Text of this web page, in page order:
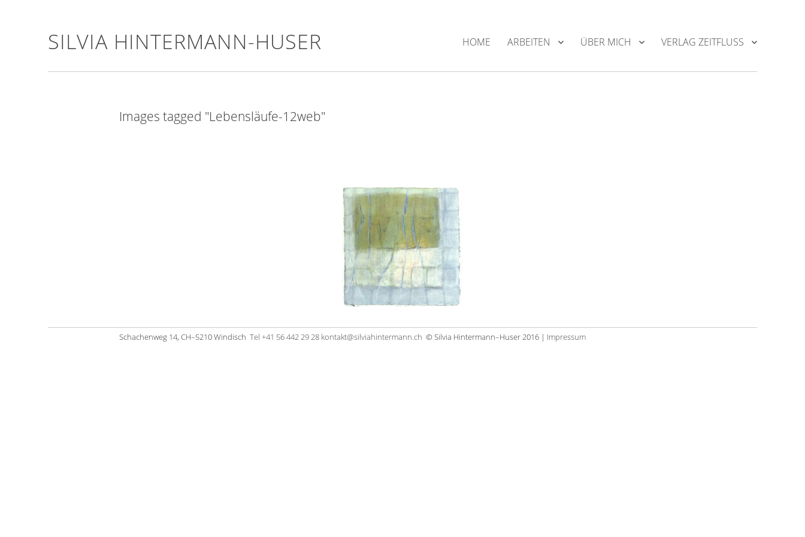
SILVIA HINTERMANN-HUSER HOME ARBEITEN ÜBER MICH VERLAG ZEITFLUSS
Images tagged "Lebensläufe-12web"
Schachenweg 14, CH–5210 Windisch Tel +41 56 442 29 28 kontakt@silviahintermann.ch © Silvia Hintermann–Huser 2016 | Impressum